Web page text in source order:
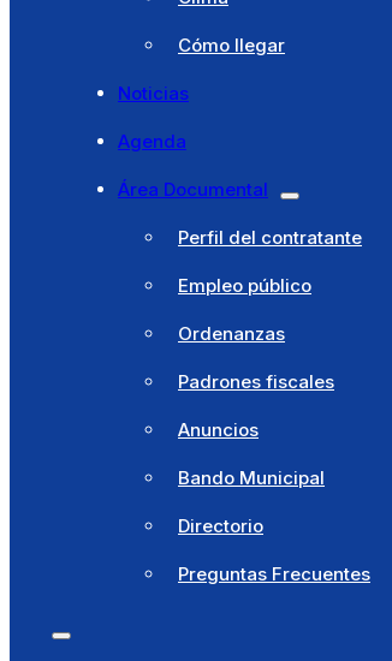
Perfil del contratante
Empleo público
Ordenanzas
Padrones fiscales
Anuncios
Bando Municipal
Directorio
Preguntas Frecuentes
Ayuntamiento
Saludo alcaldesa
Corporación Municipal
Concejalías Delegadas
Policía Local
Cómo llegar
Noticias
Agenda
Área Documental
Perfil del contratante
Empleo público
Ordenanzas
Padrones fiscales
Anuncios
Bando Municipal
Directorio
Preguntas Frecuentes